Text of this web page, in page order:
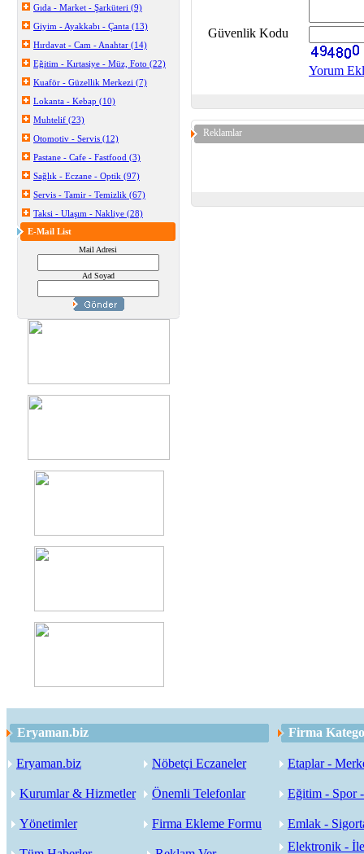
Gıda - Market - Şarküteri (9)
Giyim - Ayakkabı - Çanta (13)
Hırdavat - Cam - Anahtar (14)
Eğitim - Kırtasiye - Müz, Foto (22)
Kuaför - Güzellik Merkezi (7)
Lokanta - Kebap (10)
Muhtelif (23)
Otomotiv - Servis (12)
Pastane - Cafe - Fastfood (3)
Sağlık - Eczane - Optik (97)
Servis - Tamir - Temizlik (67)
Taksi - Ulaşım - Nakliye (28)
E-Mail List
Mail Adresi
Ad Soyad
Güvenlik Kodu
Yorum
Reklamlar
Eryaman.biz Firma
Eryaman.biz Nöbetçi Eczaneler Etaplar -
Kurumlar & Hizmetler Önemli Telefonlar Eğitim - Spor
Yönetimler Firma Ekleme Formu Emlak -
Elektronik -